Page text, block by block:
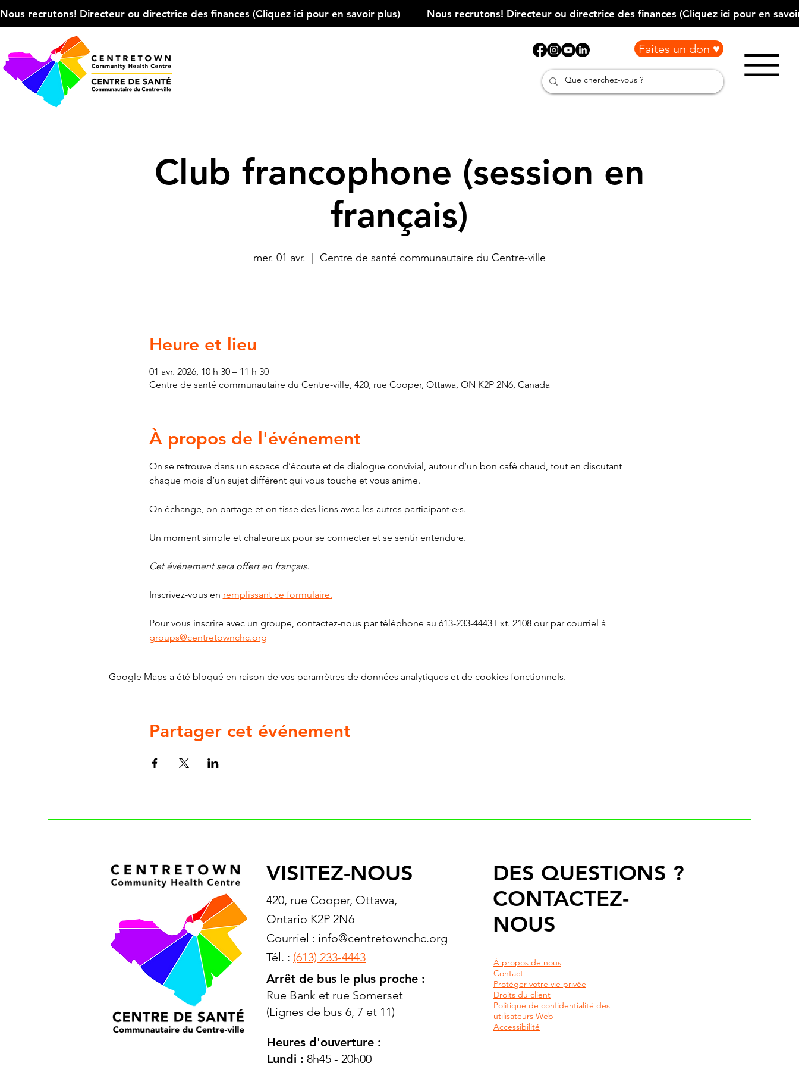
Nous recrutons! Directeur ou directrice des finances (Cliquez ici pour en savoir plus)
Faites un don ♥
Club francophone (session en
français)
mer. 01 avr. Centre de santé communautaire du Centre-ville
Heure et lieu
01 avr. 2026, 10 h 30 – 11 h 30
Centre de santé communautaire du Centre-ville, 420, rue Cooper, Ottawa, ON K2P 2N6, Canada
À propos de l'événement
On se retrouve dans un espace d’écoute et de dialogue convivial, autour d’un bon café chaud, tout en discutant
chaque mois d’un sujet différent qui vous touche et vous anime.
On échange, on partage et on tisse des liens avec les autres participant·e·s.
Un moment simple et chaleureux pour se connecter et se sentir entendu·e.
Cet événement sera offert en français.
Inscrivez-vous en remplissant ce formulaire.
Pour vous inscrire avec un groupe, contactez-nous par téléphone au 613-233-4443 Ext. 2108 our par courriel à
groups@centretownchc.org
Google Maps a été bloqué en raison de vos paramètres de données analytiques et de cookies fonctionnels.
Partager cet événement
VISITEZ-NOUS
420, rue Cooper, Ottawa,
Ontario K2P 2N6
Courriel : info@centretownchc.org
Tél. : (613) 233-4443
Arrêt de bus le plus proche :
Rue Bank et rue Somerset
(Lignes de bus 6, 7 et 11)
Heures d'ouverture :
Lundi : 8h45 - 20h00
DES QUESTIONS ?
CONTACTEZ-
NOUS
À propos de nous
Contact
Protéger votre vie privée
Droits du client
Politique de confidentialité des
utilisateurs Web
Accessibilité